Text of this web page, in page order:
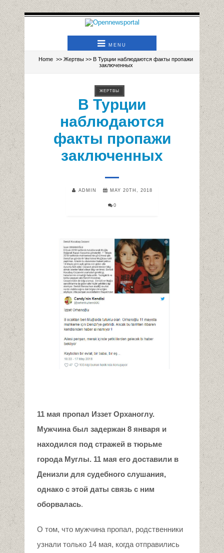
MENU
Home >> Жертвы >> В Турции наблюдаются факты пропажи
заключенных
ЖЕРТВЫ
В Турции
наблюдаются
факты пропажи
заключенных
ADMIN MAY 20TH, 2018
0
11 мая пропал Иззет Орханоглу.
Мужчина был задержан 8 января и
находился под стражей в тюрьме
города Муглы. 11 мая его доставили в
Денизли для судебного слушания,
однако с этой даты связь с ним
оборвалась.
О том, что мужчина пропал, родственники
узнали только 14 мая, когда отправились